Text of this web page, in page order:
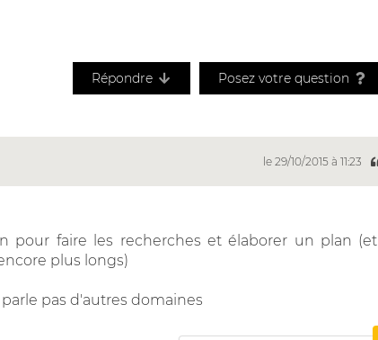
Répondre Posez votre question
le 29/10/2015 à 11:23
pour faire les recherches et élaborer un plan (et
plus longs)
pas d'autres domaines